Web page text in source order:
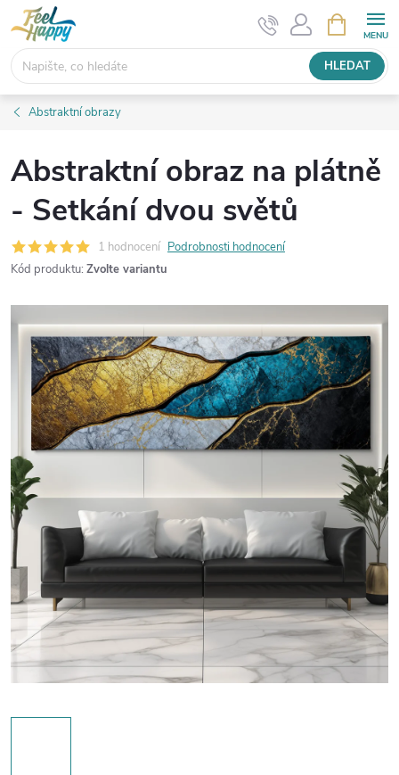
Přejít
na
obsah
HLEDAT
NÁKUPNÍ
KOŠÍK
Abstraktní obrazy
Abstraktní obraz na plátně
- Setkání dvou světů
1 hodnocení Podrobnosti hodnocení
Kód produktu: Zvolte variantu